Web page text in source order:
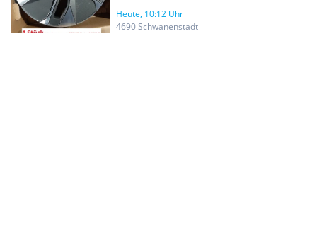
Heute, 10:12 Uhr
4690 Schwanenstadt